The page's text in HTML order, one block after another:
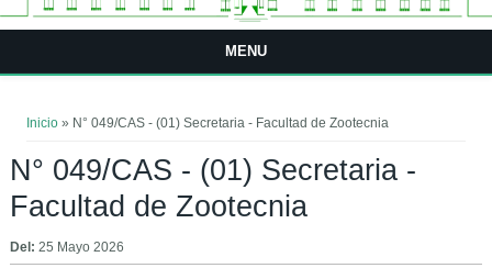
MENU
Inicio » N° 049/CAS - (01) Secretaria - Facultad de Zootecnia
N° 049/CAS - (01) Secretaria -
Facultad de Zootecnia
Del:25 Mayo 2026